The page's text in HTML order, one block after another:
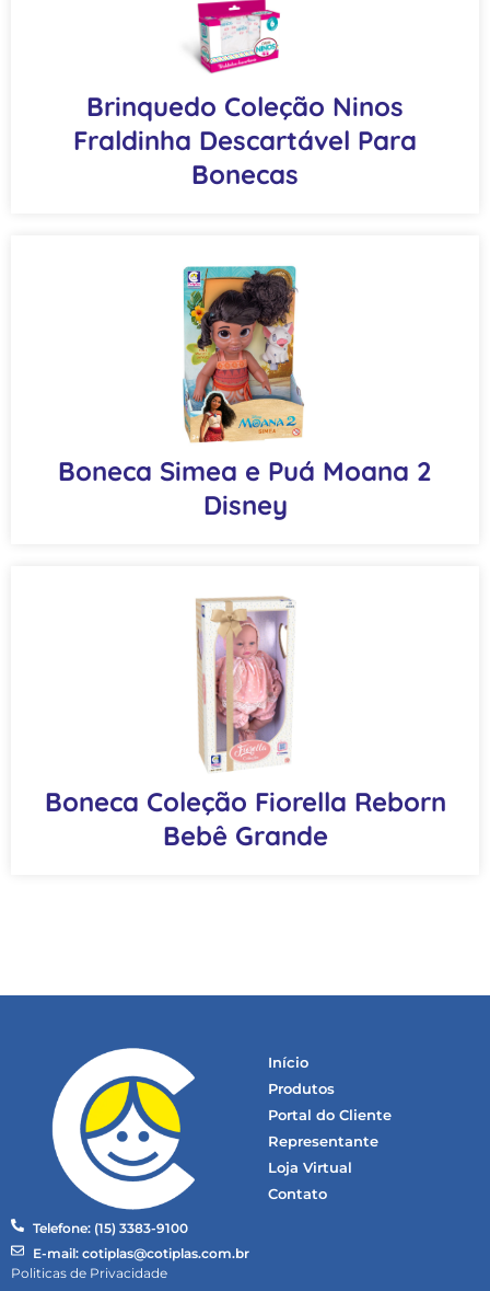
Brinquedo Coleção Ninos
Fraldinha Descartável Para
Bonecas
Boneca Simea e Puá Moana 2
Disney
Boneca Coleção Fiorella Reborn
Bebê Grande
Início
Produtos
Portal do Cliente
Representante
Loja Virtual
Contato
Telefone: (15) 3383-9100
E-mail: cotiplas@cotiplas.com.br
Politicas de Privacidade